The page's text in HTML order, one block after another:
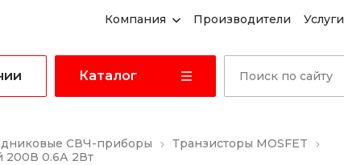
Компания Производители Услуги
Каталог
СВЧ-приборы
Транзисторы MOSFET
200В 0.6А 2Вт